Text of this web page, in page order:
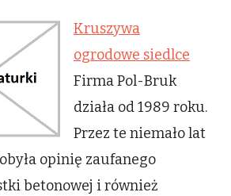
Kruszywa
ogrodowe siedlce
Firma Pol-Bruk
działa od 1989 roku.
Przez te niemało lat
opinię zaufanego
betonowej i również